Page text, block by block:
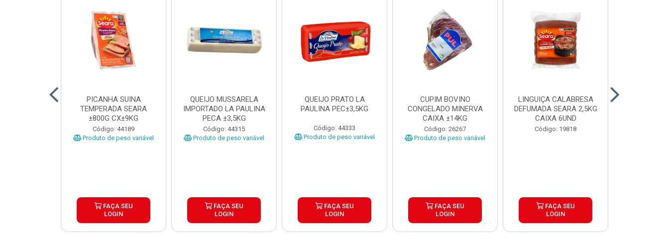
PICANHA SUINA
TEMPERADA SEARA
±800G CX±9KG
Código: 44189
Produto de peso variável
FAÇA SEU
LOGIN
QUEIJO MUSSARELA
IMPORTADO LA PAULINA
PECA ±3,5KG
Código: 44315
Produto de peso variável
FAÇA SEU
LOGIN
QUEIJO PRATO LA
PAULINA PEC±3,5KG
Código: 44333
Produto de peso variável
FAÇA SEU
LOGIN
CUPIM BOVINO
CONGELADO MINERVA
CAIXA ±14KG
Código: 26267
Produto de peso variável
FAÇA SEU
LOGIN
LINGUIÇA CALABRESA
DEFUMADA SEARA 2,5KG
CAIXA 6UND
Código: 19818
FAÇA SEU
LOGIN